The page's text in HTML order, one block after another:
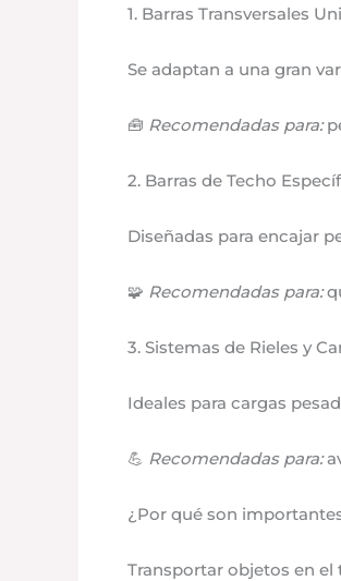
1. Barras Transversales
Se adaptan a una gran
🧰 Recomendadas para:
2. Barras de Techo
Diseñadas para encajar
🧩 Recomendadas para:
3. Sistemas de Rieles y
Ideales para cargas
💪 Recomendadas para:
¿Por qué son
Transportar objetos en